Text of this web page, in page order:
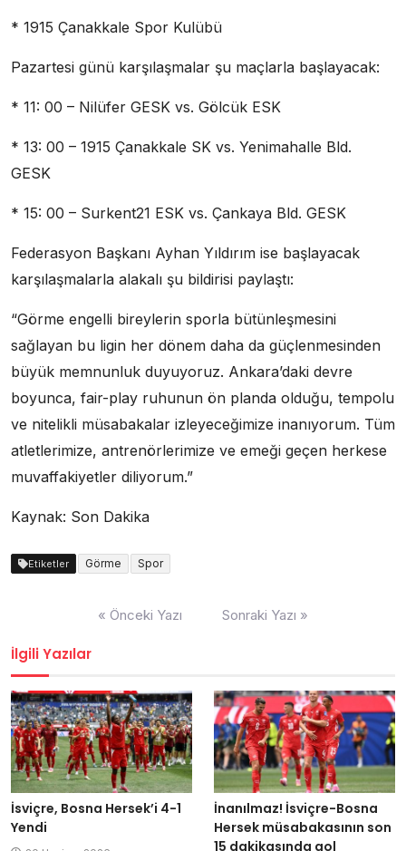
* 1915 Çanakkale Spor Kulübü
Pazartesi günü karşılaşmalar şu maçlarla başlayacak:
* 11: 00 – Nilüfer GESK vs. Gölcük ESK
* 13: 00 – 1915 Çanakkale SK vs. Yenimahalle Bld.
GESK
* 15: 00 – Surkent21 ESK vs. Çankaya Bld. GESK
Federasyon Başkanı Ayhan Yıldırım ise başlayacak
karşılaşmalarla alakalı şu bildirisi paylaştı:
“Görme engelli bireylerin sporla bütünleşmesini
sağlayan bu ligin her dönem daha da güçlenmesinden
büyük memnunluk duyuyoruz. Ankara’daki devre
boyunca, fair-play ruhunun ön planda olduğu, tempolu
ve nitelikli müsabakalar izleyeceğimize inanıyorum. Tüm
atletlerimize, antrenörlerimize ve emeği geçen herkese
muvaffakiyetler diliyorum.”
Kaynak: Son Dakika
Etiketler Görme Spor
« Önceki Yazı Sonraki Yazı »
İlgili Yazılar
İsviçre, Bosna Hersek’i 4-1
Yendi
İnanılmaz! İsviçre-Bosna
Hersek müsabakasının son
15 dakikasında gol